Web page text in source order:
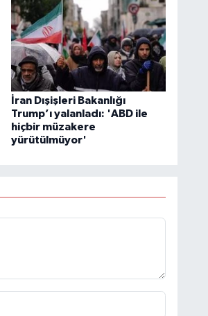
İran Dışişleri Bakanlığı
Trump’ı yalanladı: 'ABD ile
hiçbir müzakere
yürütülmüyor'